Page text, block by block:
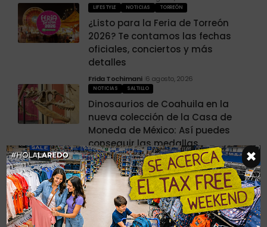
LIFESTYLE NOTICIAS TORREÓN
¿Listo para la Feria de Torreón
2026? Te contamos las fechas
oficiales, conciertos y más
detalles
Frida Tochimani 6 agosto, 2026
NOTICIAS SALTILLO
Dinosaurios de Coahuila en la
nueva colección de la Casa de
Moneda de México: Así puedes
conseguir las medallas
Frida Tochimani 6 agosto, 2026 ×